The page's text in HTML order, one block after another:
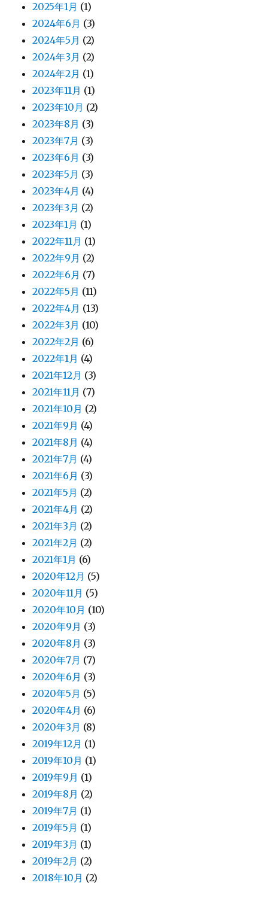
2025年1月 (1)
2024年6月 (3)
2024年5月 (2)
2024年3月 (2)
2024年2月 (1)
2023年11月 (1)
2023年10月 (2)
2023年8月 (3)
2023年7月 (3)
2023年6月 (3)
2023年5月 (3)
2023年4月 (4)
2023年3月 (2)
2023年1月 (1)
2022年11月 (1)
2022年9月 (2)
2022年6月 (7)
2022年5月 (11)
2022年4月 (13)
2022年3月 (10)
2022年2月 (6)
2022年1月 (4)
2021年12月 (3)
2021年11月 (7)
2021年10月 (2)
2021年9月 (4)
2021年8月 (4)
2021年7月 (4)
2021年6月 (3)
2021年5月 (2)
2021年4月 (2)
2021年3月 (2)
2021年2月 (2)
2021年1月 (6)
2020年12月 (5)
2020年11月 (5)
2020年10月 (10)
2020年9月 (3)
2020年8月 (3)
2020年7月 (7)
2020年6月 (3)
2020年5月 (5)
2020年4月 (6)
2020年3月 (8)
2019年12月 (1)
2019年10月 (1)
2019年9月 (1)
2019年8月 (2)
2019年7月 (1)
2019年5月 (1)
2019年3月 (1)
2019年2月 (2)
2018年10月 (2)